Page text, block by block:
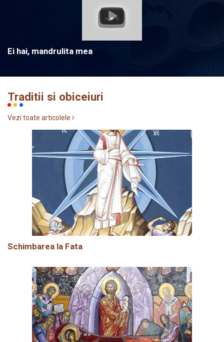
Ei hai, mandrulita mea
Traditii si obiceiuri
Vezi toate articolele
Schimbarea la Fata